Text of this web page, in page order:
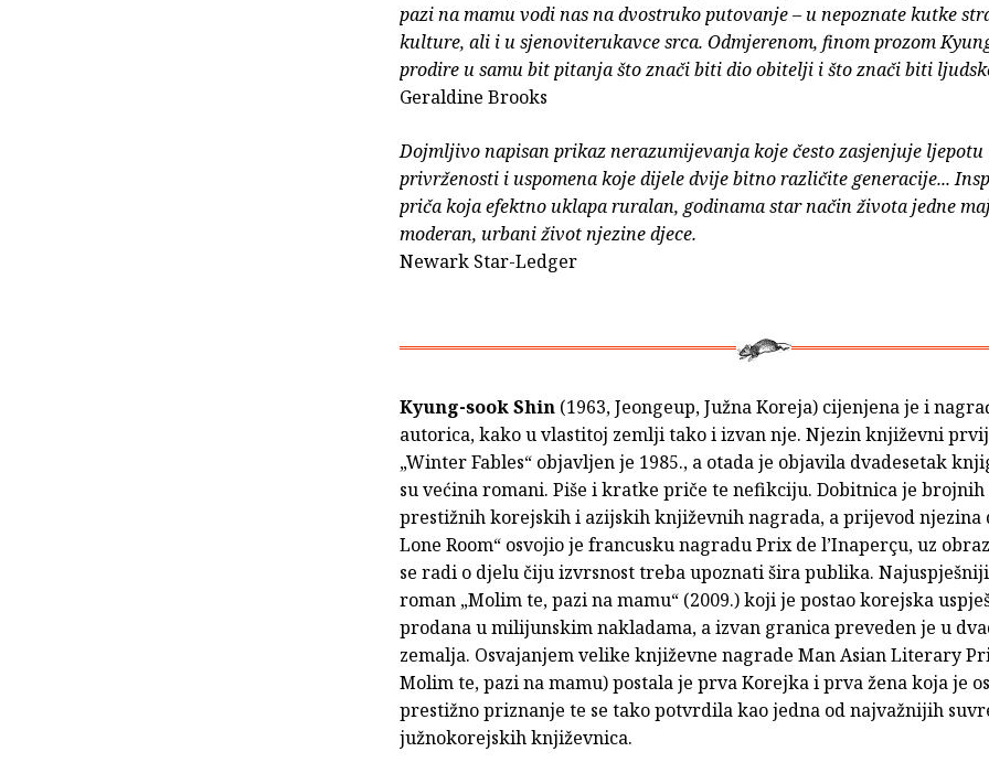
pazi na mamu vodi nas na dvostruko putovanje – u nepoznate kutke
kulture, ali i u sjenoviterukavce srca. Odmjerenom, finom prozom
prodire u samu bit pitanja što znači biti dio obitelji i što znači biti
Geraldine Brooks
Dojmljivo napisan prikaz nerazumijevanja koje često zasjenjuje ljepotu
privrženosti i uspomena koje dijele dvije bitno različite generacije...
priča koja efektno uklapa ruralan, godinama star način života jedne
moderan, urbani život njezine djece.
Newark Star-Ledger
Kyung-sook Shin (1963, Jeongeup, Južna Koreja) cijenjena je i
autorica, kako u vlastitoj zemlji tako i izvan nje. Njezin književni
„Winter Fables“ objavljen je 1985., a otada je objavila dvadesetak
su većina romani. Piše i kratke priče te nefikciju. Dobitnica je brojnih
prestižnih korejskih i azijskih književnih nagrada, a prijevod njezina
Lone Room“ osvojio je francusku nagradu Prix de l’Inaperçu, uz
se radi o djelu čiju izvrsnost treba upoznati šira publika.
roman „Molim te, pazi na mamu“ (2009.) koji je postao korejska
prodana u milijunskim nakladama, a izvan granica preveden je u
zemalja. Osvajanjem velike književne nagrade Man Asian Literary
Molim te, pazi na mamu) postala je prva Korejka i prva žena koja je
prestižno priznanje te se tako potvrdila kao jedna od najvažnijih
južnokorejskih književnica.